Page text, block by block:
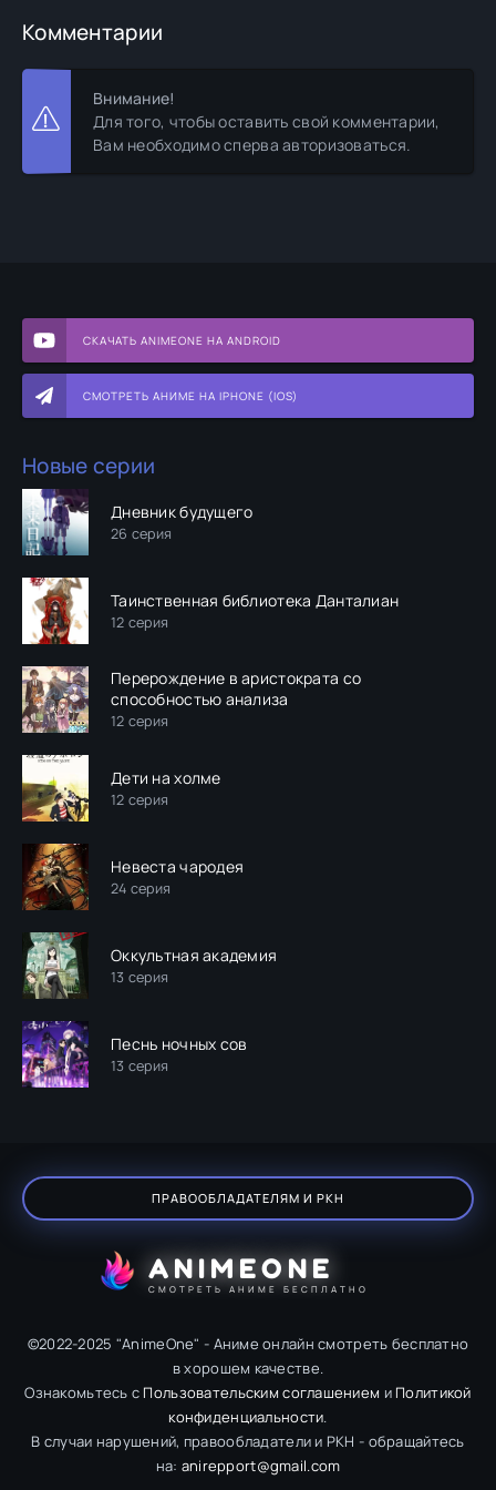
СКАЧАТЬ ANIMEONE НА ANDROID
СМОТРЕТЬ АНИМЕ НА IPHONE (IOS)
Новые серии
Дневник будущего
26 серия
Таинственная библиотека Данталиан
12 серия
Перерождение в аристократа со
способностью анализа
12 серия
Дети на холме
12 серия
Невеста чародея
24 серия
Оккультная академия
13 серия
Песнь ночных сов
13 серия
Комментарии
Внимание!
Для того, чтобы оставить свой комментарии,
Вам необходимо сперва авторизоваться.
ПРАВООБЛАДАТЕЛЯМ И РКН
ANIMEONE
СМОТРЕТЬ АНИМЕ БЕСПЛАТНО
©2022-2025 "AnimeOne" - Аниме онлайн смотреть бесплатно
в хорошем качестве.
Ознакомьтесь с Пользовательским соглашением и Политикой
конфиденциальности.
В случаи нарушений, правообладатели и РКН - обращайтесь
на: anirepport@gmail.com